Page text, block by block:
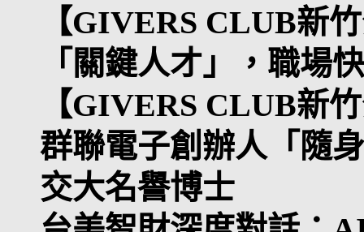
【GIVERS CLUB新
「關鍵人才」，職場
【GIVERS CLUB新
群聯電子創辦人「隨
交大名譽博士